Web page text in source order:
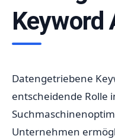
Keyword
Datengetriebene
entscheidende Rolle
Unternehmen